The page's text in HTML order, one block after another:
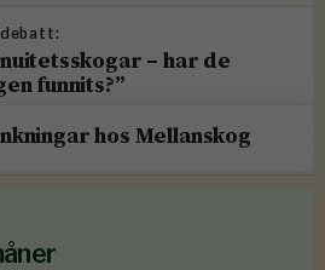
– har de
funnits?”
hos Mellanskog